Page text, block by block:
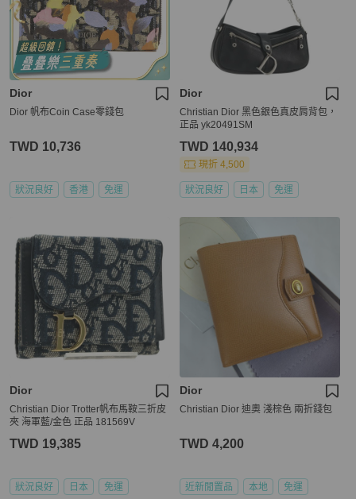
Dior
Dior 帆布Coin Case零錢包
TWD 10,736
狀況良好 香港 免運
Dior
Christian Dior 黑色銀色真皮肩背包，
正品 yk20491SM
TWD 140,934
現折 4,500
狀況良好 日本 免運
Dior
Christian Dior Trotter帆布馬鞍三折皮
夾 海軍藍/金色 正品 181569V
TWD 19,385
狀況良好 日本 免運
Dior
Christian Dior 迪奧 淺棕色 兩折錢包
TWD 4,200
近新閒置品 本地 免運